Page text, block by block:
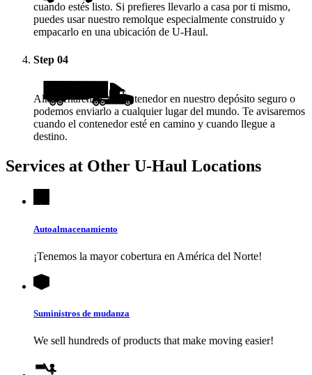
cuando estés listo. Si prefieres llevarlo a casa por ti mismo,
puedes usar nuestro remolque especialmente construido y
empacarlo en una ubicación de U-Haul.
Step 04
Almacenaremos tu contenedor en nuestro depósito seguro o
podemos enviarlo a cualquier lugar del mundo. Te avisaremos
cuando el contenedor esté en camino y cuando llegue a
destino.
Services at Other U-Haul Locations
Autoalmacenamiento
¡Tenemos la mayor cobertura en América del Norte!
Suministros de mudanza
We sell hundreds of products that make moving easier!